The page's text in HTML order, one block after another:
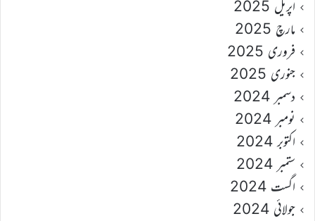
اپریل 2025
مارچ 2025
فروری 2025
جنوری 2025
دسمبر 2024
نومبر 2024
اکتوبر 2024
ستمبر 2024
اگست 2024
جولائی 2024